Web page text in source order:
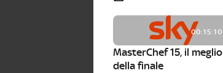
00:15:10
MasterChef 15, il meglio
della finale